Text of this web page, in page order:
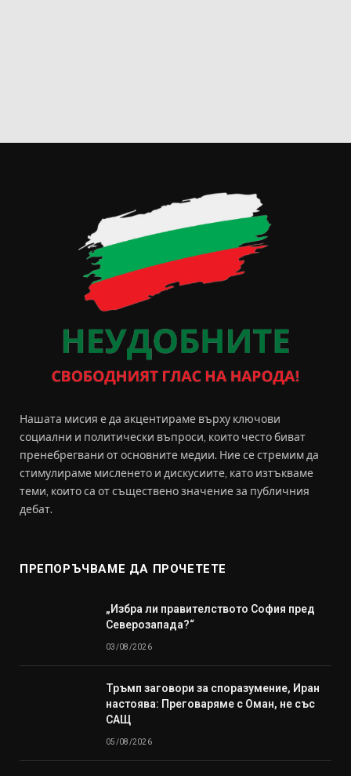
Нашата мисия е да акцентираме върху ключови
социални и политически въпроси, които често биват
пренебрегвани от основните медии. Ние се стремим да
стимулираме мисленето и дискусиите, като изтъкваме
теми, които са от съществено значение за публичния
дебат.
ПРЕПОРЪЧВАМЕ ДА ПРОЧЕТЕТЕ
„Избра ли правителството София пред
Северозапада?“
03/08/2026
Тръмп заговори за споразумение, Иран
настоява: Преговаряме с Оман, не със
САЩ
05/08/2026